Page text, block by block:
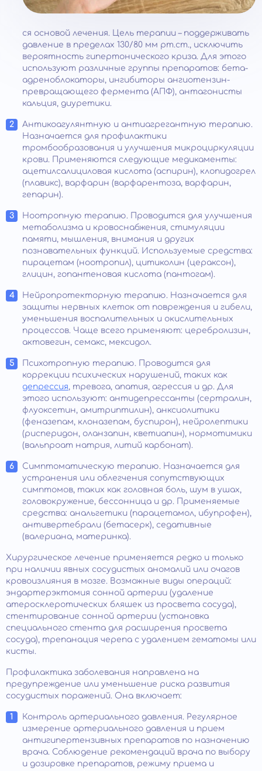
ся основой лечения. Цель терапии – поддерживать
давление в пределах 130/80 мм рт.ст., исключить
вероятность гипертонического криза. Для этого
используют различные группы препаратов: бета-
адреноблокаторы, ингибиторы ангиотензин-
превращающего фермента (АПФ), антагонисты
кальция, диуретики.
Антикоагулянтную и антиагрегантную терапию.
Назначается для профилактики
тромбообразования и улучшения микроциркуляции
крови. Применяются следующие медикаменты:
ацетилсалициловая кислота (аспирин), клопидогрел
(плавикс), варфарин (варфарентоза, варфарин,
гепарин).
Ноотропную терапию. Проводится для улучшения
метаболизма и кровоснабжения, стимуляции
памяти, мышления, внимания и других
познавательных функций. Используемые средства:
пирацетам (ноотропил), цитиколин (цераксон),
глицин, гопантеновая кислота (пантогам).
Нейропротекторную терапию. Назначается для
защиты нервных клеток от повреждения и гибели,
уменьшения воспалительных и окислительных
процессов. Чаще всего применяют: церебролизин,
актовегин, семакс, мексидол.
Психотропную терапию. Проводится для
коррекции психических нарушений, таких как
депрессия, тревога, апатия, агрессия и др. Для
этого используют: антидепрессанты (сертралин,
флуоксетин, амитриптилин), анксиолитики
(феназепам, клоназепам, буспирон), нейролептики
(рисперидон, оланзапин, кветиапин), нормотимики
(вальпроат натрия, литий карбонат).
Симптоматическую терапию. Назначается для
устранения или облегчения сопутствующих
симптомов, таких как головная боль, шум в ушах,
головокружение, бессонница и др. Применяемые
средства: анальгетики (парацетамол, ибупрофен),
антивертебрали (бетасерк), седативные
(валериана, материнка).
Хирургическое лечение применяется редко и только
при наличии явных сосудистых аномалий или очагов
кровоизлияния в мозге. Возможные виды операций:
эндартерэктомия сонной артерии (удаление
атеросклеротических бляшек из просвета сосуда),
стентирование сонной артерии (установка
специального стента для расширения просвета
сосуда), трепанация черепа с удалением гематомы или
кисты.
Профилактика заболевания направлена на
предупреждение или уменьшение риска развития
сосудистых поражений. Она включает:
Контроль артериального давления. Регулярное
измерение артериального давления и прием
антигипертензивных препаратов по назначению
врача. Соблюдение рекомендаций врача по выбору
и дозировке препаратов, режиму приема и